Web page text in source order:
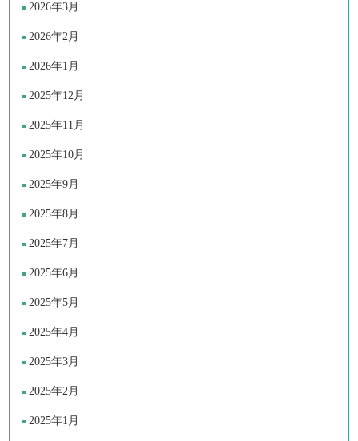
2026年3月
2026年2月
2026年1月
2025年12月
2025年11月
2025年10月
2025年9月
2025年8月
2025年7月
2025年6月
2025年5月
2025年4月
2025年3月
2025年2月
2025年1月